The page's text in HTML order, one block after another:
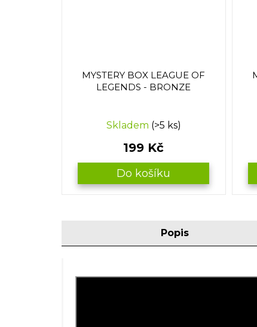
MYSTERY BOX LEAGUE OF
LEGENDS - BRONZE
hodnocení
3,0
Skladem (>5 ks)
199 Kč
Do košíku
5,0
Popis